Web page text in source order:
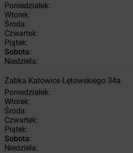
Poniedziałek:
Wtorek:
Środa:
Czwartek:
Piątek:
Sobota:
Niedziela:
Żabka Katowice Łętowskiego 34a
Poniedziałek:
Wtorek:
Środa:
Czwartek:
Piątek:
Sobota:
Niedziela: